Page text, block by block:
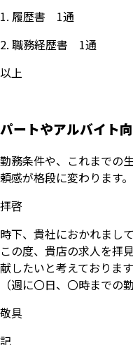
履歴書 1通
職務経歴書 1通
以上
パートやアルバイト
勤務条件や、これまでの
頼感が格段に変わります。
拝啓
時下、貴社におかれまし
この度、貴店の求人を拝
献したいと考えております
（週に〇日、〇時まで
敬具
記